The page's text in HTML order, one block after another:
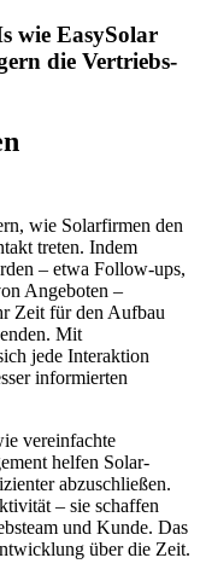
wie EasySolar
die Vertriebs-
wie Solarfirmen den
treten. Indem
– etwa Follow-ups,
Angeboten –
Zeit für den Aufbau
Mit
jede Interaktion
informierten
vereinfachte
helfen Solar-
abzuschließen.
– sie schaffen
und Kunde. Das
über die Zeit.